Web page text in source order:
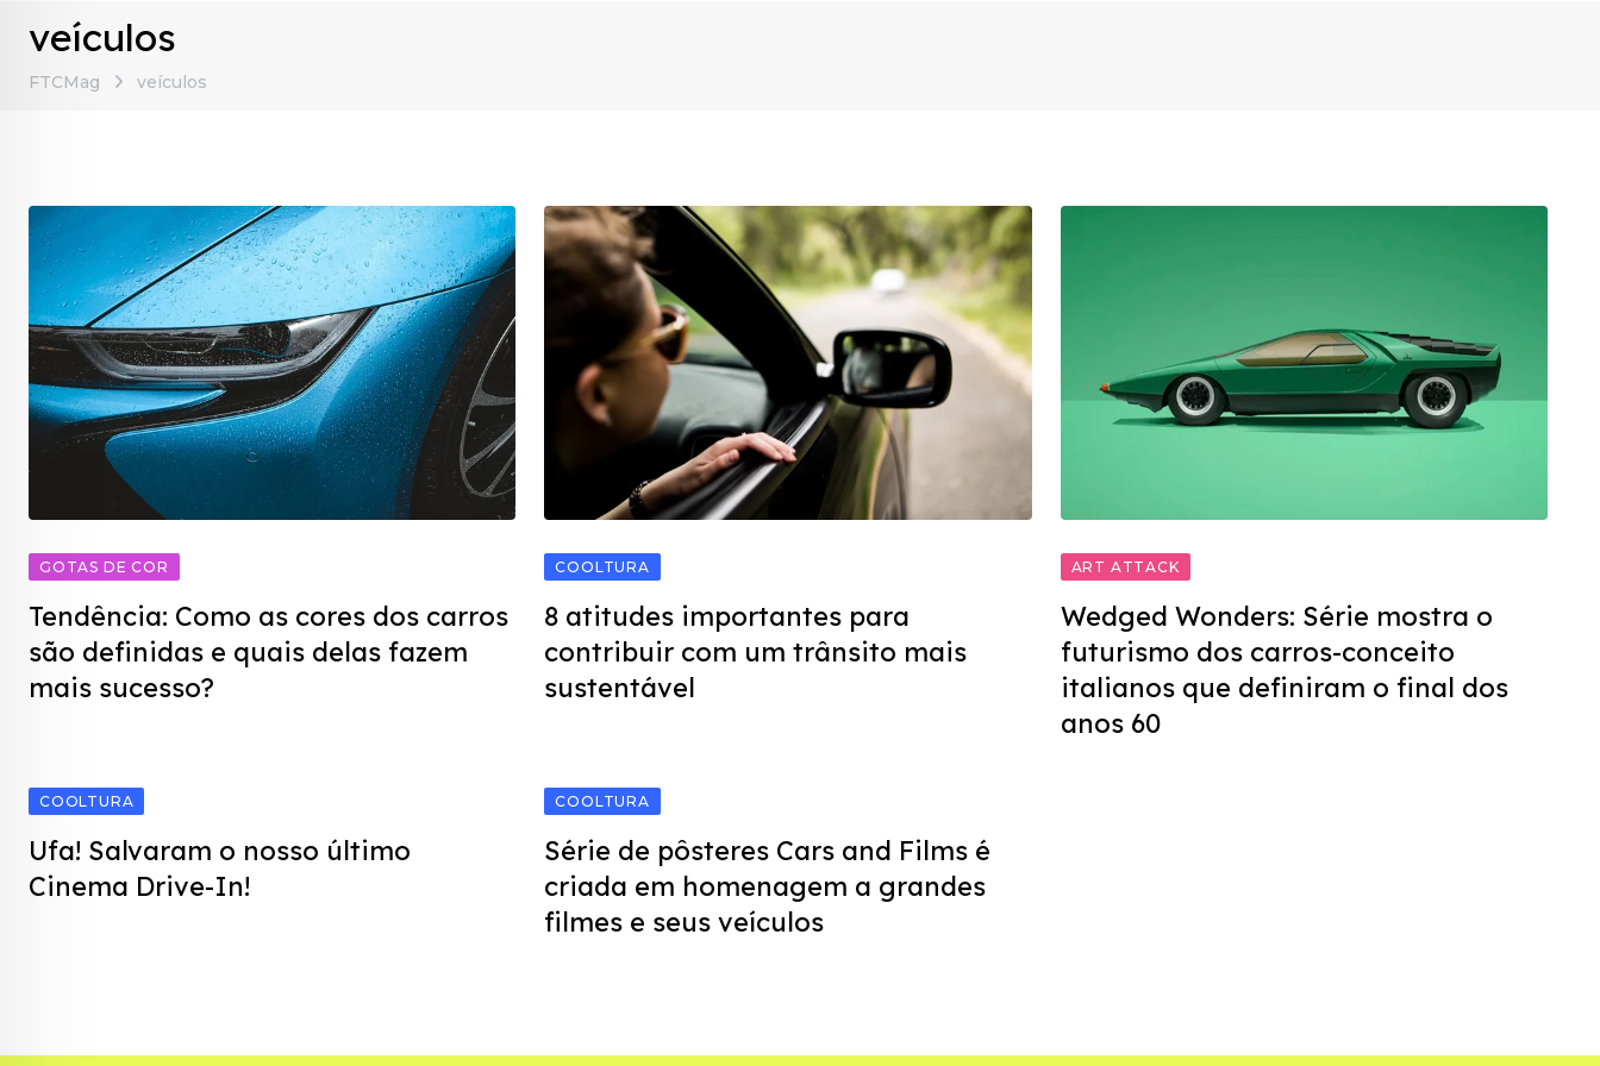
veículos
FTCMag veículos
GOTAS DE COR
Tendência: Como as cores dos carros
são definidas e quais delas fazem
mais sucesso?
COOLTURA
8 atitudes importantes para
contribuir com um trânsito mais
sustentável
ART ATTACK
Wedged Wonders: Série mostra o
futurismo dos carros-conceito
italianos que definiram o final dos
anos 60
COOLTURA
Ufa! Salvaram o nosso último
Cinema Drive-In!
COOLTURA
Série de pôsteres Cars and Films é
criada em homenagem a grandes
filmes e seus veículos